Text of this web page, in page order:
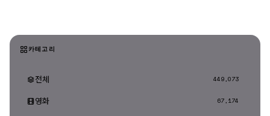
카테고리
전체 449,073
영화 67,174